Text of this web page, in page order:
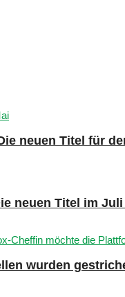
neuen Titel für
neuen Titel im Juli
wurden